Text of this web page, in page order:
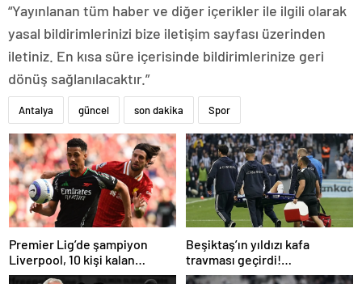
“Yayınlanan tüm haber ve diğer içerikler ile ilgili olarak
yasal bildirimlerinizi bize iletişim sayfası üzerinden
iletiniz. En kısa süre içerisinde bildirimlerinize geri
dönüş sağlanılacaktır.”
Antalya güncel son dakika Spor
Premier Lig’de şampiyon
Liverpool, 10 kişi kalan
Arsenal’e takıldı
Beşiktaş’ın yıldızı kafa
travması geçirdi!
Beşiktaş’tan açıklama geldi…